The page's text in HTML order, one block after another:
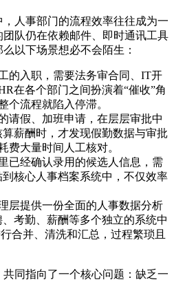
人事部门的流程效率往往成为一
队仍在依赖邮件、即时通讯工具
以下场景想必不会陌生：
的入职，需要法务审合同、IT开
在各个部门之间扮演着“催收”角
个流程就陷入停滞。
请假、加班申请，在层层审批中
薪酬时，才发现假勤数据与审批
费大量时间人工核对。
已经确认录用的候选人信息，需
核心人事档案系统中，不仅效率
层提供一份全面的人事数据分析
考勤、薪酬等多个独立的系统中
合并、清洗和汇总，过程繁琐且
同指向了一个核心问题：缺乏一